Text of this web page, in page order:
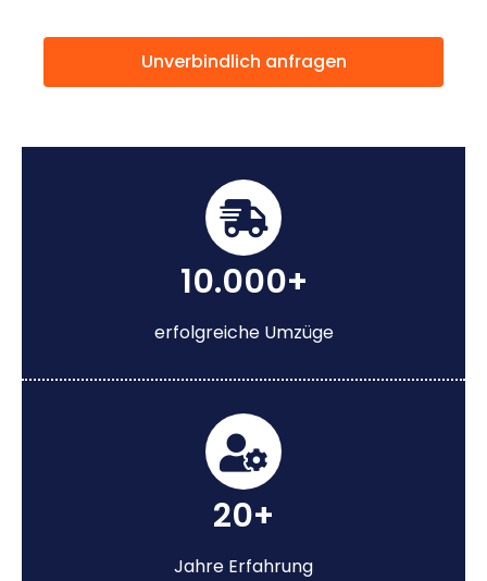
Unverbindlich anfragen
10.000+
erfolgreiche Umzüge
20+
Jahre Erfahrung